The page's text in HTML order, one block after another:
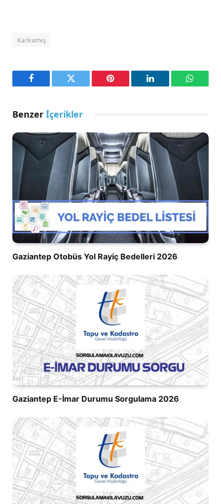
Karkamış
Facebook Twitter Pinterest LinkedIn
Benzer İçerikler
Gaziantep Otobüs Yol Rayiç Bedelleri 2026
Gaziantep E-İmar Durumu Sorgulama 2026